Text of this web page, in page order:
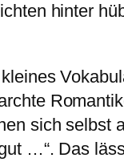
hinter
sich selbst
…“. Das